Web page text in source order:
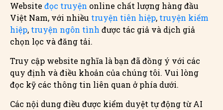
Website đọc truyện online chất lượng hàng đầu
Việt Nam, với nhiều truyện tiên hiệp, truyện kiếm
hiệp, truyện ngôn tình được tác giả và dịch giả
chọn lọc và đăng tải.
Truy cập website nghĩa là bạn đã đồng ý với các
quy định và điều khoản của chúng tôi. Vui lòng
đọc kỹ các thông tin liên quan ở phía dưới.
Các nội dung điều được kiểm duyệt tự động từ AI